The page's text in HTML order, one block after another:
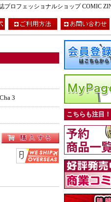
プロフェッショナルショップ COMIC
3
こちらも注目！